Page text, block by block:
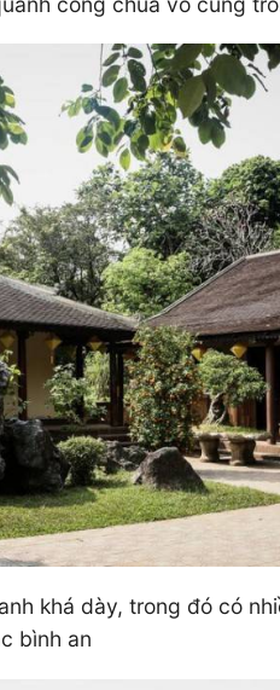
khá dày, trong đó có
bình an